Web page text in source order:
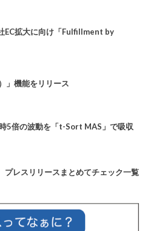
EC拡大に向け「Fulfillment by
」機能をリリース
5倍の波動を「t-Sort MAS」で吸収
プレスリリースまとめてチェック一覧